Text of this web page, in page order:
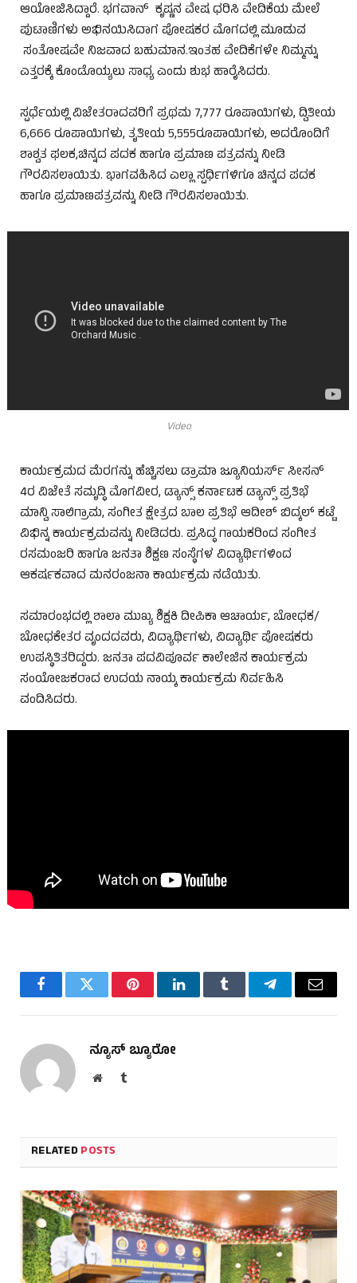
ಆಯೋಜಿಸಿದ್ದಾರೆ. ಭಗವಾನ್ ಕೃಷ್ಣನ ವೇಷ ಧರಿಸಿ ವೇದಿಕೆಯ ಮೇಲೆ
ಪುಟಾಣಿಗಳು ಅಭಿನಯಿಸಿದಾಗ ಪೋಷಕರ ಮೊಗದಲ್ಲಿ ಮೂಡುವ
ಸಂತೋಷವೇ ನಿಜವಾದ ಬಹುಮಾನ.ಇಂತಹ ವೇದಿಕೆಗಳೇ ನಿಮ್ಮನ್ನು
ಎತ್ತರಕ್ಕೆ ಕೊಂಡೊಯ್ಯಲು ಸಾಧ್ಯ ಎಂದು ಶುಭ ಹಾರೈಸಿದರು.
ಸ್ಪರ್ಧೆಯಲ್ಲಿ ವಿಜೇತರಾದವರಿಗೆ ಪ್ರಥಮ 7,777 ರೂಪಾಯಿಗಳು, ದ್ವಿತೀಯ
6,666 ರೂಪಾಯಿಗಳು, ತೃತೀಯ 5,555ರೂಪಾಯಿಗಳು, ಅದರೊಂದಿಗೆ
ಶಾಶ್ವತ ಫಲಕ,ಚಿನ್ನದ ಪದಕ ಹಾಗೂ ಪ್ರಮಾಣ ಪತ್ರವನ್ನು ನೀಡಿ
ಗೌರವಿಸಲಾಯಿತು. ಭಾಗವಹಿಸಿದ ಎಲ್ಲಾ ಸ್ಪರ್ಧಿಗಳಿಗೂ ಚಿನ್ನದ ಪದಕ
ಹಾಗೂ ಪ್ರಮಾಣಪತ್ರವನ್ನು ನೀಡಿ ಗೌರವಿಸಲಾಯಿತು.
Video
ಕಾರ್ಯಕ್ರಮದ ಮೆರಗನ್ನು ಹೆಚ್ಚಿಸಲು ಡ್ರಾಮಾ ಜ್ಯೂನಿಯರ್ಸ್ ಸೀಸನ್
4ರ ವಿಜೇತೆ ಸಮೃದ್ಧಿ ಮೊಗವೀರ, ಡ್ಯಾನ್ಸ್ ಕರ್ನಾಟಕ ಡ್ಯಾನ್ಸ್ ಪ್ರತಿಭೆ
ಮಾನ್ವಿ ಸಾಲಿಗ್ರಾಮ, ಸಂಗೀತ ಕ್ಷೇತ್ರದ ಬಾಲ ಪ್ರತಿಭೆ ಆದೀಶ್ ಬಿದ್ಕಲ್ ಕಟ್ಟೆ
ವಿಭಿನ್ನ ಕಾರ್ಯಕ್ರಮವನ್ನು ನೀಡಿದರು. ಪ್ರಸಿದ್ಧ ಗಾಯಕರಿಂದ ಸಂಗೀತ
ರಸಮಂಜರಿ ಹಾಗೂ ಜನತಾ ಶಿಕ್ಷಣ ಸಂಸ್ಥೆಗಳ ವಿದ್ಯಾರ್ಥಿಗಳಿಂದ
ಆಕರ್ಷಕವಾದ ಮನರಂಜನಾ ಕಾರ್ಯಕ್ರಮ ನಡೆಯಿತು.
ಸಮಾರಂಭದಲ್ಲಿ ಶಾಲಾ ಮುಖ್ಯ ಶಿಕ್ಷಕಿ ದೀಪಿಕಾ ಆಚಾರ್ಯ, ಬೋಧಕ/
ಬೋಧಕೇತರ ವೃಂದದವರು, ವಿದ್ಯಾರ್ಥಿಗಳು, ವಿದ್ಯಾರ್ಥಿ ಪೋಷಕರು
ಉಪಸ್ಥಿತಿತರಿದ್ದರು. ಜನತಾ ಪದವಿಪೂರ್ವ ಕಾಲೇಜಿನ ಕಾರ್ಯಕ್ರಮ
ಸಂಯೋಜಕರಾದ ಉದಯ ನಾಯ್ಕ ಕಾರ್ಯಕ್ರಮ ನಿರ್ವಹಿಸಿ
ವಂದಿಸಿದರು.
FacebookTwitter PinterestLinkedInTumblr TelegramEmail
ನ್ಯೂಸ್ ಬ್ಯೂರೋ
WebsiteTumblr
RELATEDPOSTS